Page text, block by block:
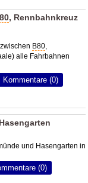
, Rennbahnkreuz
B80,
alle Fahrbahnen
Kommentare (0)
und Hasengarten in
(0)